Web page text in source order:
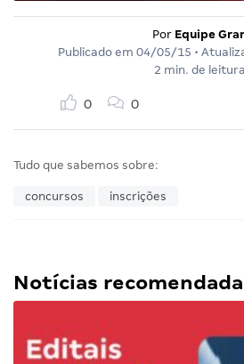
Por Equipe
Publicado em 04/05/15 •
2 min. de leitura
0 0
Tudo que sabemos sobre:
concursos inscrições
Notícias